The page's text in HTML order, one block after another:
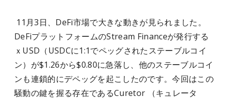
11月3日、DeFi市場で大きな動きが見られました。
DeFiプラットフォームのStream Financeが発行する
ｘUSD（USDCに1:1でペッグされたステーブルコイ
ン）が$1.26から$0.80に急落し、他のステーブルコイ
ンも連鎖的にデペッグを起こしたのです。今回はこの
騒動の鍵を握る存在であるCuretor （キュレータ